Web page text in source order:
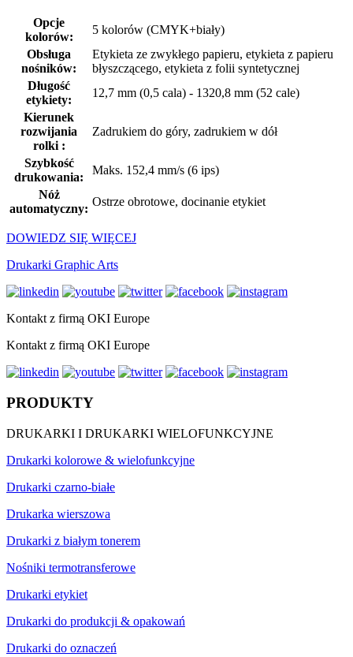
Opcje
kolorów:
5 kolorów (CMYK+biały)
Obsługa
nośników:
Etykieta ze zwykłego papieru, etykieta z papieru
błyszczącego, etykieta z folii syntetycznej
Długość
etykiety:
12,7 mm (0,5 cala) - 1320,8 mm (52 cale)
Kierunek
rozwijania
rolki :
Zadrukiem do góry, zadrukiem w dół
Szybkość
drukowania:
Maks. 152,4 mm/s (6 ips)
Nóż
automatyczny:
Ostrze obrotowe, docinanie etykiet
DOWIEDZ SIĘ WIĘCEJ
Drukarki Graphic Arts
Kontakt z firmą OKI Europe
Kontakt z firmą OKI Europe
PRODUKTY
DRUKARKI I DRUKARKI WIELOFUNKCYJNE
Drukarki kolorowe & wielofunkcyjne
Drukarki czarno-białe
Drukarka wierszowa
Drukarki z białym tonerem
Nośniki termotransferowe
Drukarki etykiet
Drukarki do produkcji & opakowań
Drukarki do oznaczeń